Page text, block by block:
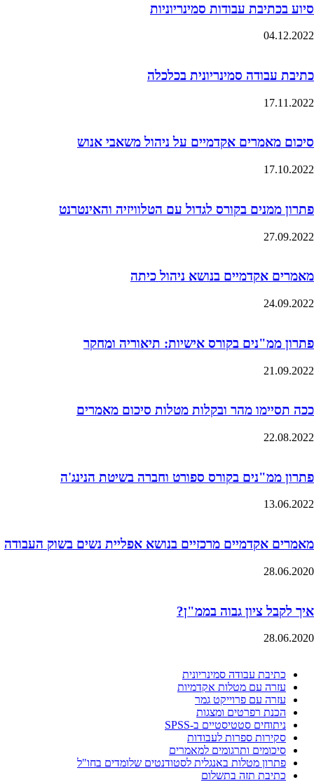
סיוע בכתיבת עבודות סמינריוניות
04.12.2022
כתיבת עבודה סמינריונית בכלכלה
17.11.2022
סיכום מאמרים אקדמיים על ניהול משאבי אנוש
17.10.2022
פתרון ממנים בקורס לגדול עם הטלוויזיה והאינטרנט
27.09.2022
מאמרים אקדמיים בנושא ניהול כיתה
24.09.2022
פתרון ממ"נים בקורס אישיות: תיאוריה ומחקר
21.09.2022
ככה תסיימו מהר ובקלות מטלות סיכום מאמרים
22.08.2022
פתרון ממ"נים בקורס ספורט וחברה בשיטת הנינג'ה
13.06.2022
מאמרים אקדמיים מרכזיים בנושא אפליית נשים בשוק העבודה
28.06.2020
איך לקבל ציון גבוה בממ"ן?
28.06.2020
כתיבת עבודה סמינריונית
עזרה עם מטלות אקדמיות
עזרה עם פרוייקט גמר
הכנת רפרטים ומצגות
ניתוחים סטטיסטיים ב-SPSS
סקירות ספרות לעבודות
סיכומים ותרגומים למאמרים
פתרון מטלות באנגלית לסטודנטים שלומדים בחו"ל
כתיבת תזה בתשלום